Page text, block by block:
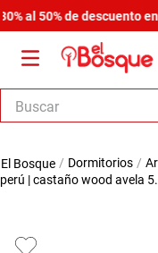
50% de descuento en
Buscar
dormitorios
perú | castaño wood avela
1.
armario